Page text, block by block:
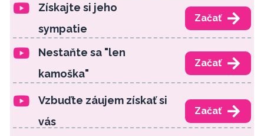
Získajte si jeho
sympatie
Začať
Nestaňte sa "len
kamoška"
Začať
Vzbuďte záujem získať si
vás
Začať